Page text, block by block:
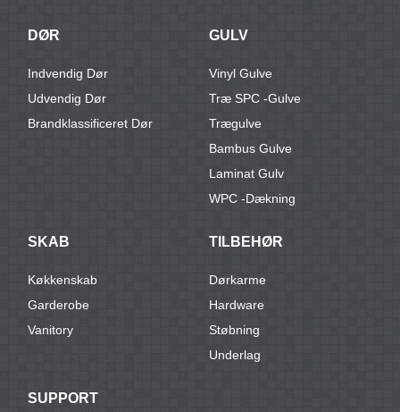
DØR
Indvendig Dør
Udvendig Dør
Brandklassificeret Dør
GULV
Vinyl Gulve
Træ SPC -gulve
Trægulve
Bambus Gulve
Laminat Gulv
WPC -dækning
SKAB
Køkkenskab
Garderobe
Vanitory
TILBEHØR
Dørkarme
Hardware
Støbning
Underlag
SUPPORT